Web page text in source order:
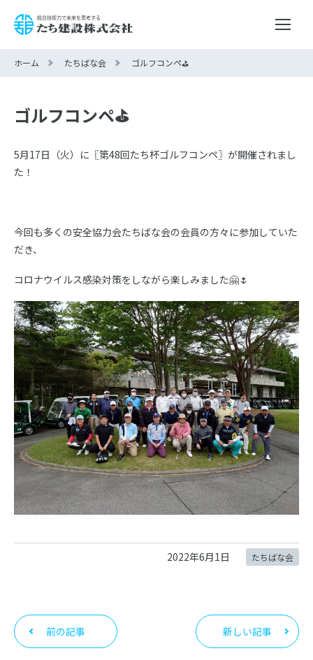
ホーム たちばな会 ゴルフコンペ⛳
ゴルフコンペ⛳
5月17日（火）に〖第48回たち杯ゴルフコンペ〗が開催されまし
た！
今回も多くの安全協力会たちばな会の会員の方々に参加していた
だき、
コロナウイルス感染対策をしながら楽しみました🤗🌷
2022年6月1日 たちばな会
前の記事 新しい記事